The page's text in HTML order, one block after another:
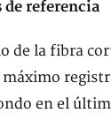
de referencia
de la fibra
máximo
en el